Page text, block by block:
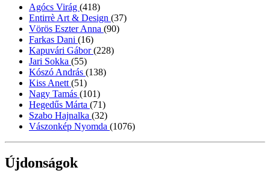
Agócs Virág (418)
Entirrè Art & Design (37)
Vörös Eszter Anna (90)
Farkas Dani (16)
Kapuvári Gábor(228)
Jari Sokka (55)
Kószó András (138)
Kiss Anett (51)
Nagy Tamás (101)
Hegedűs Márta (71)
Szabo Hajnalka (32)
Vászonkép Nyomda (1076)
Újdonságok